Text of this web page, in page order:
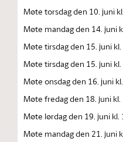
Møte torsdag den 10. juni
Møte mandag den 14. juni
Møte tirsdag den 15. juni kl.
Møte tirsdag den 15. juni kl.
Møte onsdag den 16. juni
Møte fredag den 18. juni kl.
Møte lørdag den 19. juni kl.
Møte mandag den 21. juni